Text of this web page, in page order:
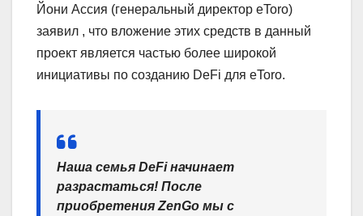
Йони Ассия (генеральный директор eToro)
заявил , что вложение этих средств в данный
проект является частью более широкой
инициативы по созданию DeFi для eToro.
Наша семья DeFi начинает
разрастаться! После
приобретения ZenGo мы с